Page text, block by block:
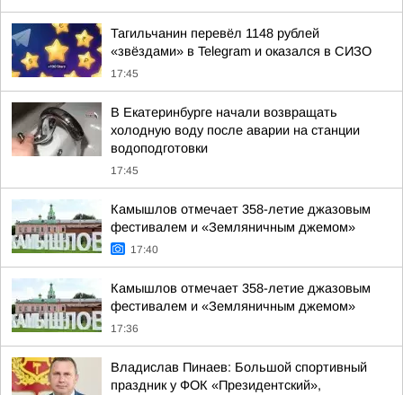
Тагильчанин перевёл 1148 рублей
«звёздами» в Telegram и оказался в СИЗО
17:45
В Екатеринбурге начали возвращать
холодную воду после аварии на станции
водоподготовки
17:45
Камышлов отмечает 358-летие джазовым
фестивалем и «Земляничным джемом»
17:40
Камышлов отмечает 358-летие джазовым
фестивалем и «Земляничным джемом»
17:36
Владислав Пинаев: Большой спортивный
праздник у ФОК «Президентский»,